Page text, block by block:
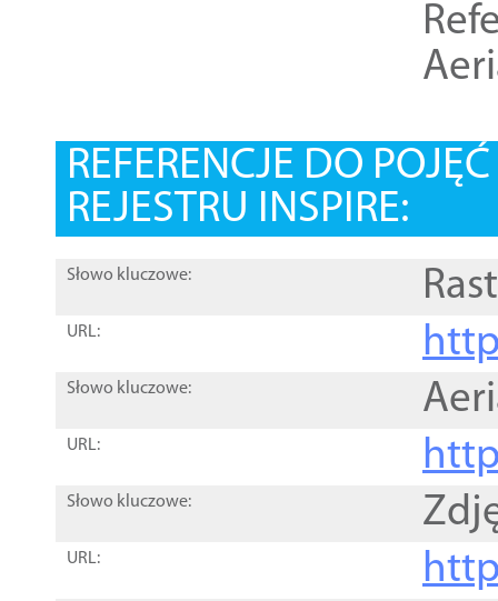
REFERENCJE DO
REJESTRU INSPIRE:
Słowo kluczowe:
URL:
Słowo kluczowe:
URL:
Słowo kluczowe:
URL: